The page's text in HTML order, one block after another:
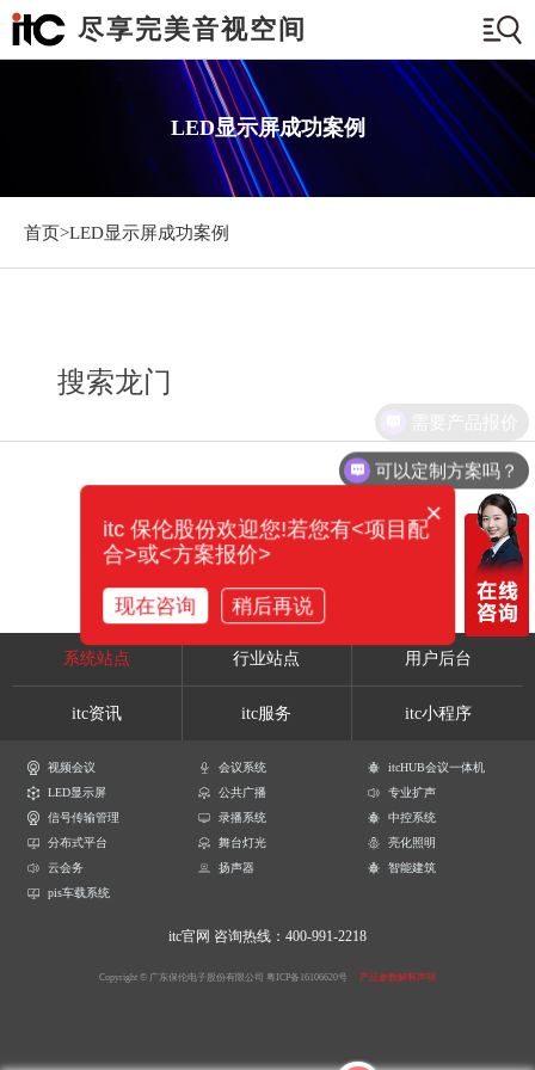
尽享完美音视空间
LED显示屏成功案例
首页>LED显示屏成功案例
搜索龙门
系统站点 行业站点 用户后台
itc资讯 itc服务 itc小程序
视频会议 会议系统
itcHUB会议一体机
LED显示屏
公共广播
专业扩声
信号传输管理
录播系统
中控系统
分布式平台
舞台灯光
亮化照明
云会务
扬声器
智能建筑
pis车载系统
itc官网 咨询热线：400-991-2218
Copyright © 广东保伦电子股份有限公司 粤ICP备16106620号 产品参数解释声明
可以定制方案吗？
×
itc 保伦股份欢迎您!若您有<项目配
合>或<方案报价>
现在咨询 稍后再说